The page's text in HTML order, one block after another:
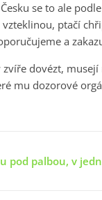
se to ale
ptačí
a
dovézt,
mu dozorové
pod palbou, v